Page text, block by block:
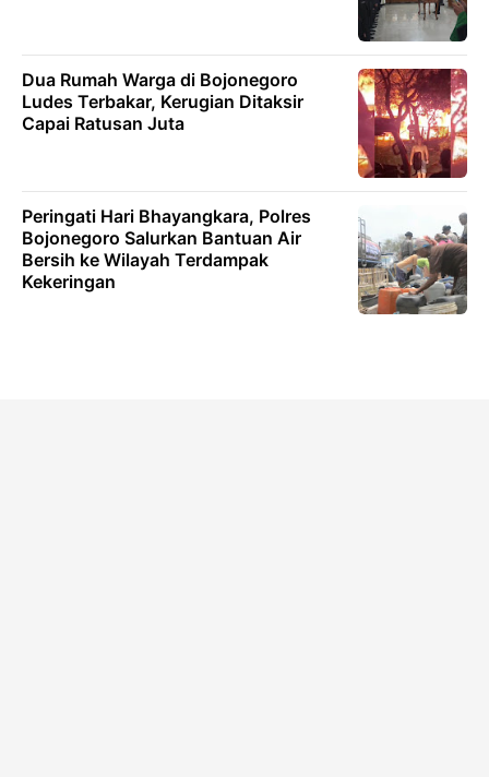
Dua Rumah Warga di Bojonegoro
Ludes Terbakar, Kerugian Ditaksir
Capai Ratusan Juta
Peringati Hari Bhayangkara, Polres
Bojonegoro Salurkan Bantuan Air
Bersih ke Wilayah Terdampak
Kekeringan